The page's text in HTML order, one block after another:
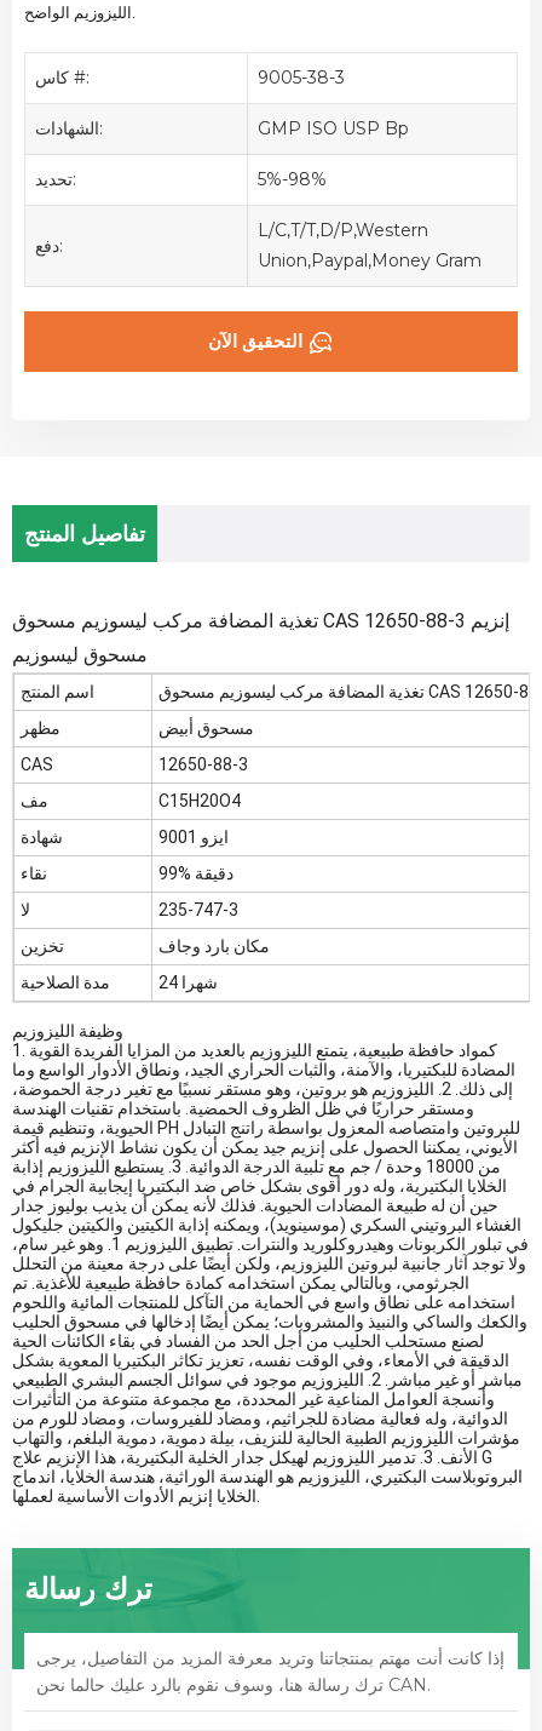
الليزوزيم الواضح.
كاس #: 9005-38-3
الشهادات: GMP ISO USP Bp
تحديد: 5%-98%
دفع:
L/C,T/T,D/P,Western
Union,Paypal,Money Gram
التحقيق الآن
تفاصيل المنتج
تغذية المضافة مركب ليسوزيم مسحوق CAS 12650-88-3 إنزيم
مسحوق ليسوزيم
اسم المنتج
مظهر
مسحوق أبيض
CAS
12650-88-3
مف
C15H20O4
شهادة
ايزو 9001
نقاء
99% دقيقة
لا
235-747-3
تخزين
مكان بارد وجاف
مدة الصلاحية
24 شهرا
وظيفة الليزوزيم
1. كمواد حافظة طبيعية، يتمتع الليزوزيم بالعديد من المزايا الفريدة القوية
المضادة للبكتيريا، والآمنة، والثبات الحراري الجيد، ونطاق الأدوار الواسع وما
إلى ذلك. 2. الليزوزيم هو بروتين، وهو مستقر نسبيًا مع تغير درجة الحموضة،
ومستقر حراريًا في ظل الظروف الحمضية. باستخدام تقنيات الهندسة
الحيوية، وتنظيم قيمة PH للبروتين وامتصاصه المعزول بواسطة راتنج التبادل
الأيوني، يمكننا الحصول على إنزيم جيد يمكن أن يكون نشاط الإنزيم فيه أكثر
من 18000 وحدة / جم مع تلبية الدرجة الدوائية. 3. يستطيع الليزوزيم إذابة
الخلايا البكتيرية، وله دور أقوى بشكل خاص ضد البكتيريا إيجابية الجرام في
حين أن له طبيعة المضادات الحيوية. فذلك لأنه يمكن أن يذيب بوليوز جدار
الغشاء البروتيني السكري (موسينويد)، ويمكنه إذابة الكيتين والكيتين جليكول
في تبلور الكربونات وهيدروكلوريد والنترات. تطبيق الليزوزيم 1. وهو غير سام،
ولا توجد آثار جانبية لبروتين الليزوزيم، ولكن أيضًا على درجة معينة من التحلل
الجرثومي، وبالتالي يمكن استخدامه كمادة حافظة طبيعية للأغذية. تم
استخدامه على نطاق واسع في الحماية من التآكل للمنتجات المائية واللحوم
والكعك والساكي والنبيذ والمشروبات؛ يمكن أيضًا إدخالها في مسحوق الحليب
لصنع مستحلب الحليب من أجل الحد من الفساد في بقاء الكائنات الحية
الدقيقة في الأمعاء، وفي الوقت نفسه، تعزيز تكاثر البكتيريا المعوية بشكل
مباشر أو غير مباشر. 2. الليزوزيم موجود في سوائل الجسم البشري الطبيعي
وأنسجة العوامل المناعية غير المحددة، مع مجموعة متنوعة من التأثيرات
الدوائية، وله فعالية مضادة للجراثيم، ومضاد للفيروسات، ومضاد للورم من
مؤشرات الليزوزيم الطبية الحالية للنزيف، بيلة دموية، دموية البلغم، والتهاب
الأنف. 3. تدمير الليزوزيم لهيكل جدار الخلية البكتيرية، هذا الإنزيم علاج G
البروتوبلاست البكتيري، الليزوزيم هو الهندسة الوراثية، هندسة الخلايا، اندماج
ترك رسالة
إذا كانت أنت مهتم بمنتجاتنا وتريد معرفة المزيد من التفاصيل، يرجى
ترك رسالة هنا، وسوف نقوم بالرد عليك حالما نحن CAN.